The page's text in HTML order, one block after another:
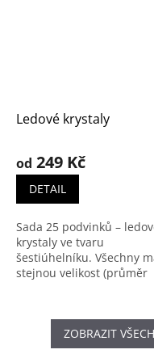
Ledové krystaly
od 249 Kč
DETAIL
Sada 25 podvinků –
krystaly ve tvaru
šestiúhelníku. Všechny
stejnou velikost (průměr
paliček (plus
Po zmenšení lze na
podvincích upaličkovat
ZOBRAZIT